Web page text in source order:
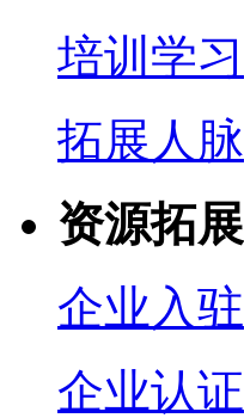
培训学习
拓展人脉
资源拓展
企业入驻
企业认证